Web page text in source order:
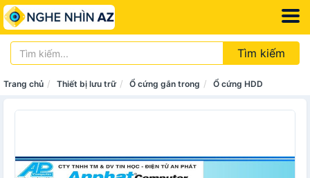
Tìm kiếm
Trang chủ Thiết bị lưu trữ Ổ cứng gắn trong Ổ cứng HDD